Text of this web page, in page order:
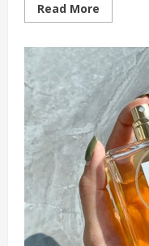
Read More
more
Nail
Art
2025
Inspirasi
Gaya
Terbaru
yang
Harus
Kamu
Coba